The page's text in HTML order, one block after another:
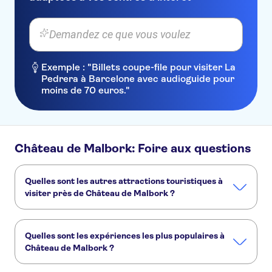
Pokoj W Centrum
Dom Aktora
Patron
Villa Eva
Kamienica Goldwasser
Hilton Gdansk
Hotel Krolewski
Town
Demandez ce que vous voulez
Exemple : "Billets coupe-file pour visiter La
Pedrera à Barcelone avec audioguide pour
moins de 70 euros."
Château de Malbork: Foire aux questions
Quelles sont les autres attractions touristiques à
visiter près de Château de Malbork ?
Vieille ville de Gdańsk
Hôtel de ville de Gdańsk
Église Sainte-Marie de Gdańsk
Quelles sont les expériences les plus populaires à
Château de Malbork ?